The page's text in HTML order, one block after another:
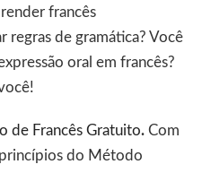
francês
regras de gramática? Você
oral em francês?
de Francês Gratuito.Com
do Método